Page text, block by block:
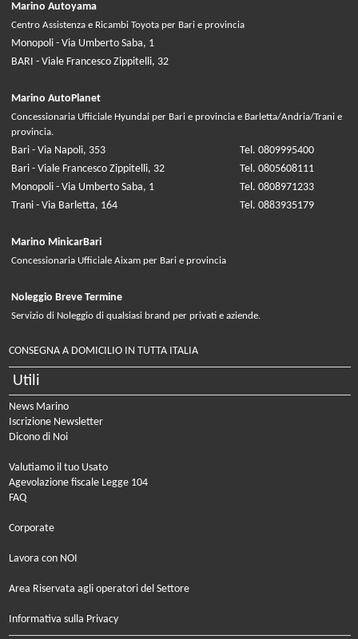
Marino Autoyama
Centro Assistenza e Ricambi Toyota per Bari e provincia
Monopoli - Via Umberto Saba, 1
BARI - Viale Francesco Zippitelli, 32
Marino AutoPlanet
Concessionaria Ufficiale Hyundai per Bari e provincia e Barletta/Andria/Trani e
provincia.
Bari - Via Napoli, 353
Tel. 0809995400
Bari - Viale Francesco Zippitelli, 32
Tel. 0805608111
Monopoli - Via Umberto Saba, 1
Tel. 0808971233
Trani - Via Barletta, 164
Tel. 0883935179
Marino MinicarBari
Concessionaria Ufficiale Aixam per Bari e provincia
Noleggio Breve Termine
Servizio di Noleggio di qualsiasi brand per privati e aziende.
CONSEGNA A DOMICILIO IN TUTTA ITALIA
Utili
News Marino
Iscrizione Newsletter
Dicono di Noi
Valutiamo il tuo Usato
Agevolazione fiscale Legge 104
FAQ
Corporate
Lavora con NOI
Area Riservata agli operatori del Settore
Informativa sulla Privacy